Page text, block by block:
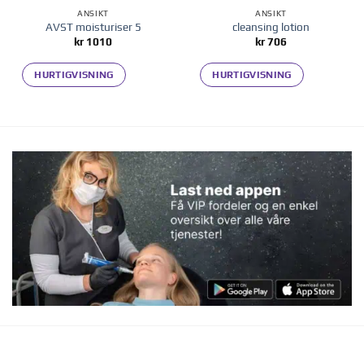
ANSIKT
AVST moisturiser 5
kr1010
HURTIGVISNING
ANSIKT
cleansing lotion
kr706
HURTIGVISNING